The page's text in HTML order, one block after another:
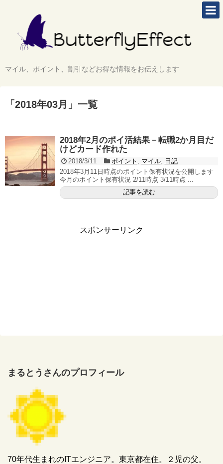
マイル、ポイント、割引などお得な情報をお伝えします
「 2018年03月 」 一覧
2018年2月のポイ活結果－転職2か月目だ
けどカード作れた
2018/3/11 ポイント マイル,
日記
2018年3月11日時点のポイント保有状況を公開します
今月のポイント保有状況 2/11時点 3/11時点 ...
記事を読む
スポンサーリンク
まるとうさんのプロフィール
70年代生まれのITエンジニア。東京都在住。２児の父。